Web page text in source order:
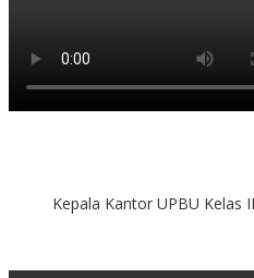
Kepala Kantor UPBU Kelas